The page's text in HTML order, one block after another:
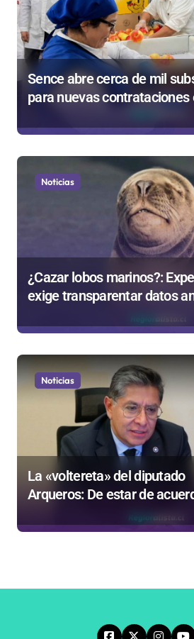
Sence abre cerca de mil
para nuevas contrataciones
Noticias
¿Cazar lobos marinos?:
exige transparentar datos
Gobierno
Noticias
La «voltereta» del diputado
Arqueros: De estar de
privatizar Codelco a
empresa 100% estatal